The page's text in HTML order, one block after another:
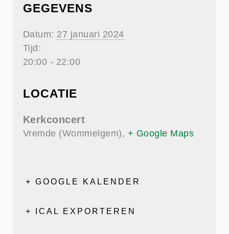
GEGEVENS
Datum: 27 januari 2024
Tijd:
20:00 - 22:00
LOCATIE
Kerkconcert
Vremde (Wommelgem), + Google Maps
+ GOOGLE KALENDER
+ ICAL EXPORTEREN